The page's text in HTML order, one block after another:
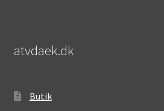
atvdaek.dk
Butik